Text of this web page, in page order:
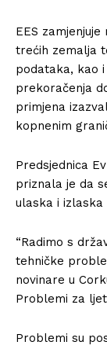
EES
trećih zemalja
podataka, kao
prekoračenja
primjena
kopnenim
Predsjednica
priznala je da
ulaska i izlaska
“Radimo s
tehničke
novinare u
Problemi za
Problemi su